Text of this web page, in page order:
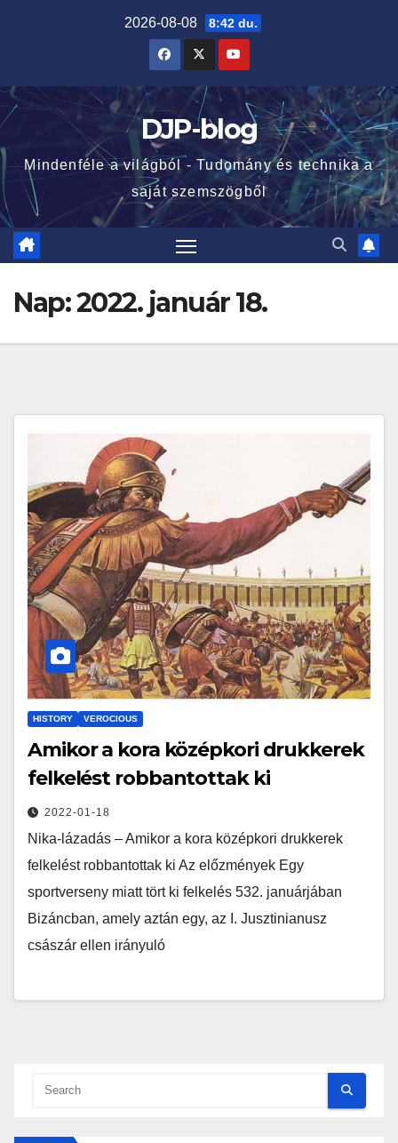
2026-08-08 8:42 du.
DJP-blog
Mindenféle a világból - Tudomány és technika a
saját szemszögből
Nap:2022. január 18.
HISTORY VEROCIOUS
Amikor a kora középkori drukkerek
felkelést robbantottak ki
2022-01-18
Nika-lázadás – Amikor a kora középkori drukkerek
felkelést robbantottak ki Az előzmények Egy
sportverseny miatt tört ki felkelés 532. januárjában
Bizáncban, amely aztán egy, az I. Jusztinianusz
császár ellen irányuló